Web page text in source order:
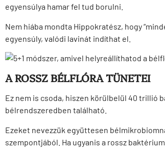
egyensúlya hamar fel tud borulni.
Nem hiába mondta Hippokratész, hogy
egyensúly, valódi lavinát indíthat el.
A ROSSZ BÉLFLÓRA TÜNETEI
Ez nem is csoda, hiszen körülbelül 40 trillió
bélrendszeredben található.
Ezeket nevezzük együttesen
szempontjából. Ha ugyanis a rossz